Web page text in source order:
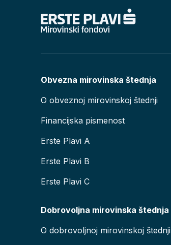
Obvezna mirovinska štednja
O obveznoj mirovinskoj štednji
Financijska pismenost
Erste Plavi A
Erste Plavi B
Erste Plavi C
Dobrovoljna mirovinska štednja
O dobrovoljnoj mirovinskoj štednji